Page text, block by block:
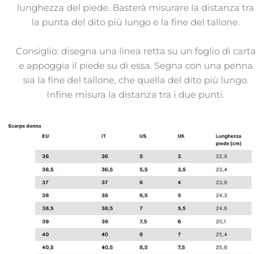
lunghezza del piede. Basterà misurare la distanza tra
la punta del dito più lungo e la fine del tallone.
Consiglio: disegna una linea retta su un foglio di carta
e appoggia il piede su di essa. Segna con una penna
sia la fine del tallone, che quella del dito più lungo.
Infine misura la distanza tra i due punti.